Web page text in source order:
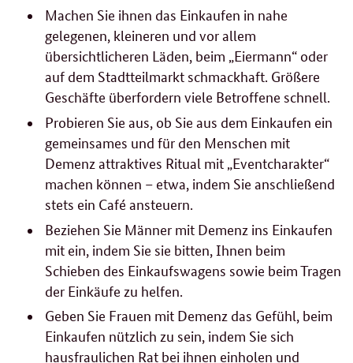
Machen Sie ihnen das Einkaufen in nahe
gelegenen, kleineren und vor allem
übersichtlicheren Läden, beim „Eiermann“ oder
auf dem Stadtteilmarkt schmackhaft. Größere
Geschäfte überfordern viele Betroffene schnell.
Probieren Sie aus, ob Sie aus dem Einkaufen ein
gemeinsames und für den Menschen mit
Demenz attraktives Ritual mit „Eventcharakter“
machen können – etwa, indem Sie anschließend
stets ein Café ansteuern.
Beziehen Sie Männer mit Demenz ins Einkaufen
mit ein, indem Sie sie bitten, Ihnen beim
Schieben des Einkaufswagens sowie beim Tragen
der Einkäufe zu helfen.
Geben Sie Frauen mit Demenz das Gefühl, beim
Einkaufen nützlich zu sein, indem Sie sich
hausfraulichen Rat bei ihnen einholen und